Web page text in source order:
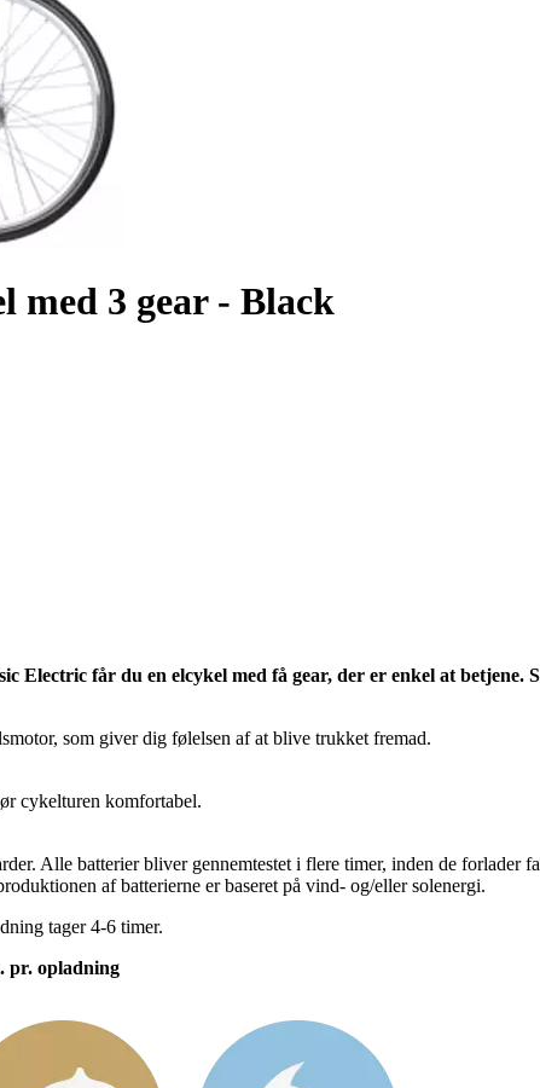
med 3 gear - Black
får du en elcykel med få gear, der er enkel at betjene.
som giver dig følelsen af at blive trukket fremad.
cykelturen komfortabel.
Alle batterier bliver gennemtestet i flere timer, inden de forlader
af batterierne er baseret på vind- og/eller solenergi.
tager 4-6 timer.
pr. opladning